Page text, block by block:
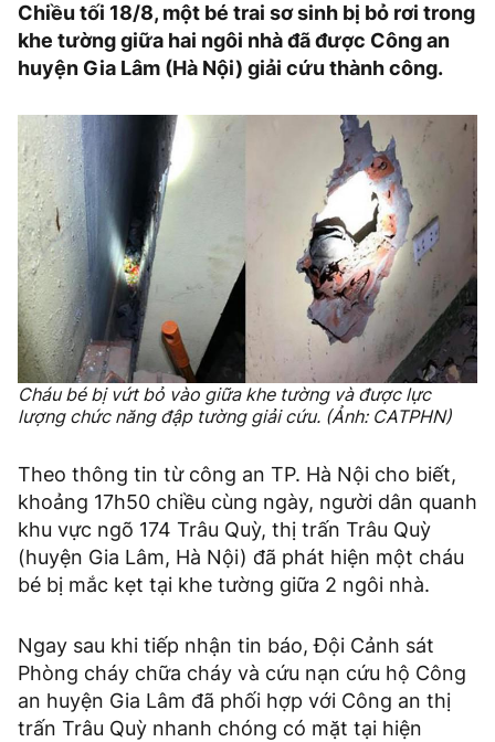
Chiều tối 18/8, một bé trai sơ sinh bị bỏ rơi trong
khe tường giữa hai ngôi nhà đã được Công an
huyện Gia Lâm (Hà Nội) giải cứu thành công.
Cháu bé bị vứt bỏ vào giữa khe tường và được lực
lượng chức năng đập tường giải cứu. (Ảnh: CATPHN)
Theo thông tin từ công an TP. Hà Nội cho biết,
khoảng 17h50 chiều cùng ngày, người dân quanh
khu vực ngõ 174 Trâu Quỳ, thị trấn Trâu Quỳ
(huyện Gia Lâm, Hà Nội) đã phát hiện một cháu
bé bị mắc kẹt tại khe tường giữa 2 ngôi nhà.
Ngay sau khi tiếp nhận tin báo, Đội Cảnh sát
Phòng cháy chữa cháy và cứu nạn cứu hộ Công
an huyện Gia Lâm đã phối hợp với Công an thị
trấn Trâu Quỳ nhanh chóng có mặt tại hiện